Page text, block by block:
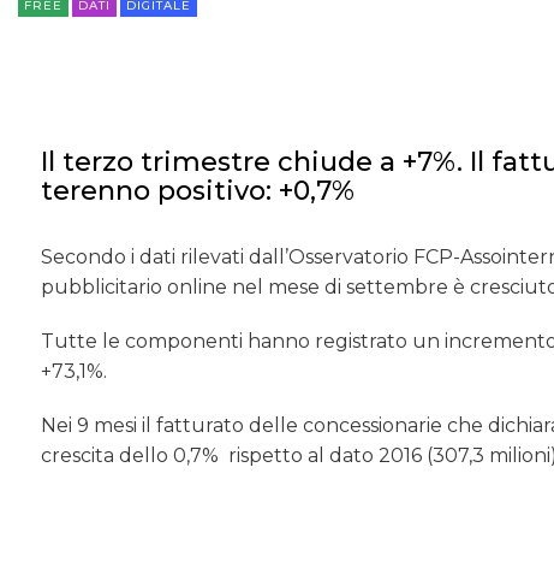
FREE DATI DIGITALE
Il terzo trimestre chiude a +7%. Il
terenno positivo: +0,7%
Secondo i dati rilevati dall’Osservatorio FCP-
pubblicitario online nel mese di settembre è
Tutte le componenti hanno registrato un
+73,1%.
Nei 9 mesi il fatturato delle concessionarie che
crescita dello 0,7% rispetto al dato 2016 (307,3